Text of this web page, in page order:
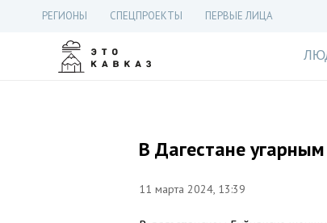
РЕГИОНЫ СПЕЦПРОЕКТЫ ПЕРВЫЕ ЛИЦА
В Дагестане
11 марта 2024, 13:39